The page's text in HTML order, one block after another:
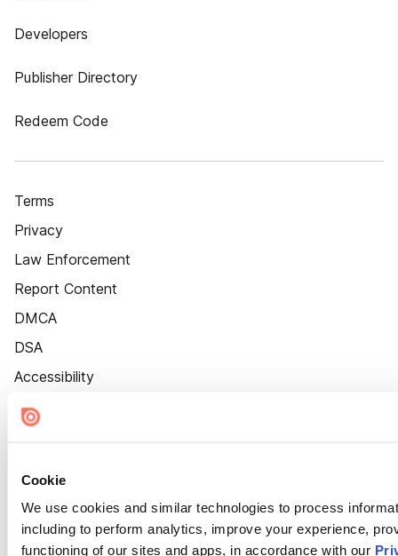
Cookie
We use cookies and similar technologies to process
including to perform analytics, improve your experience,
functioning of our sites and apps, in accordance with our
Developers
Publisher Directory
Redeem Code
Terms
Privacy
Law Enforcement
Report Content
DMCA
DSA
Accessibility
Cookie Settings